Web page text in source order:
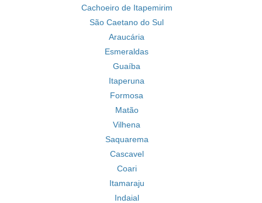
Cachoeiro de Itapemirim
São Caetano do Sul
Araucária
Esmeraldas
Guaíba
Itaperuna
Formosa
Matão
Vilhena
Saquarema
Cascavel
Coari
Itamaraju
Indaial